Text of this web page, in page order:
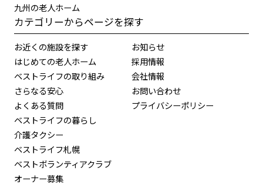
九州の老人ホーム
カテゴリーからページを探す
お近くの施設を探す
はじめての老人ホーム
ベストライフの取り組み
さらなる安心
よくある質問
ベストライフの暮らし
介護タクシー
ベストライフ札幌
ベストボランティアクラブ
オーナー募集
お知らせ
採用情報
会社情報
お問い合わせ
プライバシーポリシー